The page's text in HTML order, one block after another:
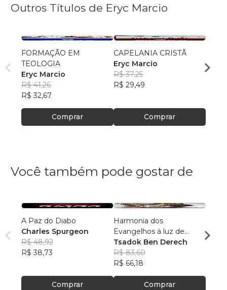
Outros Títulos de Eryc Marcio
FORMAÇÃO EM
TEOLOGIA
Eryc Marcio
R$ 41,26
R$ 32,67
Comprar
CAPELANIA CRISTÃ
Eryc Marcio
R$ 37,25
R$ 29,49
Comprar
falta
Eryc
Você também pode gostar de
A Paz do Diabo
Charles Spurgeon
R$ 48,92
R$ 38,73
Comprar
Harmonia dos
Evangelhos à luz de
manuscritos aramaicos e
da cultura judaica
Tsadok Ben Derech
R$ 83,60
R$ 66,18
Comprar